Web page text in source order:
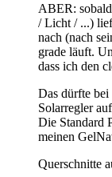
ABER:
/ Licht / ...)
nach (nach
grade läuft.
dass ich den
Das dürfte
Solarregler
Die Standard
meinen
Querschnitte